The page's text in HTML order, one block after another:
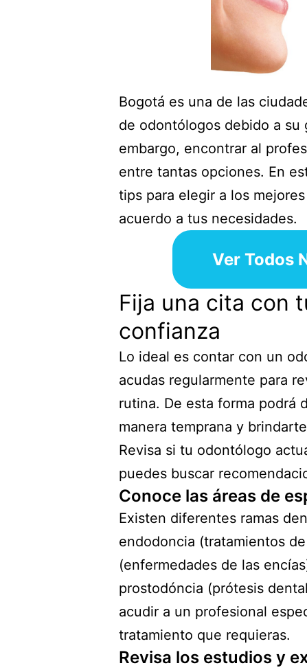
Bogotá es una de las
de odontólogos debido a su
embargo, encontrar al
entre tantas opciones. En
tips para elegir a los
acuerdo a tus necesidades.
Ver Todos
Fija una cita con
confianza
Lo ideal es contar con un
acudas regularmente para
rutina. De esta forma podrá
manera temprana y
Revisa si tu odontólogo
puedes buscar
Conoce las áreas de
Existen diferentes ramas
endodoncia (tratamientos
(enfermedades de las
prostodóncia (prótesis
acudir a un profesional
tratamiento que requieras.
Revisa los estudios y